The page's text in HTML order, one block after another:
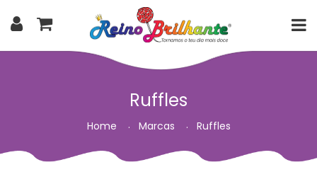
Ruffles
Home Marcas Ruffles